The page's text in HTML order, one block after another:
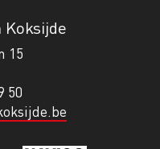
15
50